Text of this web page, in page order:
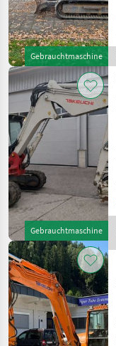
Gebrauchtmaschine
Gebrauchtmaschine